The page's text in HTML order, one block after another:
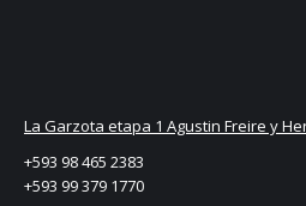
La Garzota etapa 1 Agustin Freire y
+593 98 465 2383
+593 99 379 1770